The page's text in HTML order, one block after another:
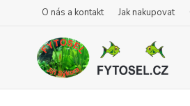
O nás a kontakt Jak nakupovat